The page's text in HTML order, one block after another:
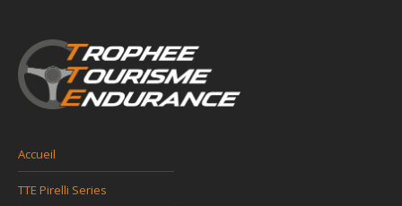
Accueil
TTE Pirelli Series